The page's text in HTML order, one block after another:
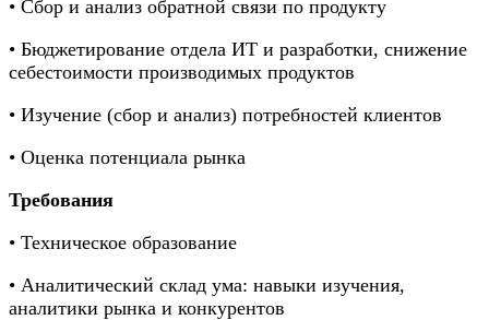
• Сбор и анализ обратной связи по продукту
• Бюджетирование отдела ИТ и разработки, снижение
себестоимости производимых продуктов
• Изучение (сбор и анализ) потребностей клиентов
• Оценка потенциала рынка
Требования
• Техническое образование
• Аналитический склад ума: навыки изучения,
аналитики рынка и конкурентов